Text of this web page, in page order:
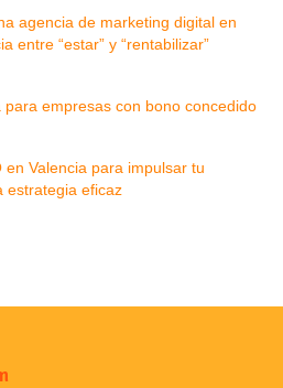
agencia de marketing digital en
entre “estar” y “rentabilizar”
para empresas con bono concedido
en Valencia para impulsar tu
estrategia eficaz